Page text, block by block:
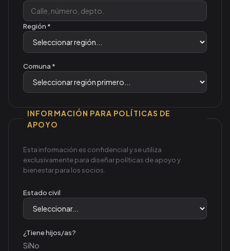
Región *
Comuna *
INFORMACIÓN PARA POLÍTICAS DE
APOYO
Esta información es confidencial y se utiliza
exclusivamente para diseñar políticas de apoyo y
bienestar para los socios.
Estado civil
¿Tiene hijos/as?
SíNo